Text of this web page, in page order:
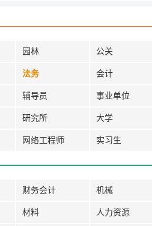
园林 公关
法务 会计
辅导员 事业单位
研究所 大学
网络工程师 实习生
财务会计 机械
材料 人力资源